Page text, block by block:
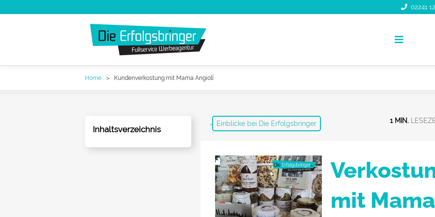
02241
Toggle
Home Kundenverkostung mit Mama AngiolÍ
Inhaltsverzeichnis
, Einblicke bei Die Erfolgsbringer 1 MIN.
mit Mama